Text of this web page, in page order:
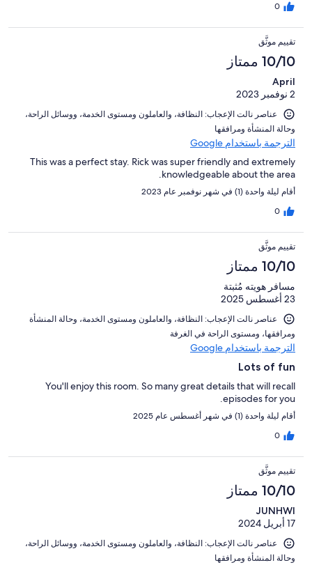
0
تقييم موثَّق
10/10 ممتاز
April
2 نوفمبر 2023
عناصر نالت الإعجاب: ⁦النظافة⁩، و⁦العاملون ومستوى الخدمة⁩، و⁦وسائل الراحة⁩،
و⁦حالة المنشأة ومرافقها⁩
الترجمة باستخدام Google
This was a perfect stay. Rick was super friendly and extremely
knowledgeable about the area.
أقام ليلة واحدة (1) في شهر نوفمبر عام 2023
0
تقييم موثَّق
10/10 ممتاز
مسافر هويته مُثبتة
23 أغسطس 2025
عناصر نالت الإعجاب: ⁦النظافة⁩، و⁦العاملون ومستوى الخدمة⁩، و⁦حالة المنشأة
ومرافقها⁩، و⁦مستوى الراحة في الغرفة⁩
الترجمة باستخدام Google
Lots of fun
You'll enjoy this room. So many great details that will recall
episodes for you.
أقام ليلة واحدة (1) في شهر أغسطس عام 2025
0
تقييم موثَّق
10/10 ممتاز
JUNHWI
17 أبريل 2024
عناصر نالت الإعجاب: ⁦النظافة⁩، و⁦العاملون ومستوى الخدمة⁩، و⁦وسائل الراحة⁩،
و⁦حالة المنشأة ومرافقها⁩